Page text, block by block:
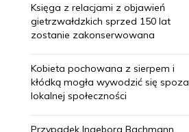
Księga z relacjami z objawień
gietrzwałdzkich sprzed 150 lat
zostanie zakonserwowana
Kobieta pochowana z sierpem i
kłódką mogła wywodzić się spoza
lokalnej społeczności
Przypadek Ingeborg Bachmann